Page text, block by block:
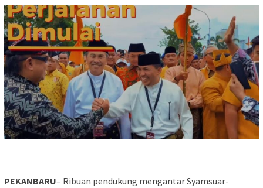
PEKANBARU– Ribuan pendukung mengantar Syamsuar-